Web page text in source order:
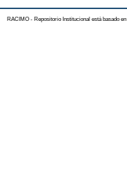
RACIMO - Repositorio Institucional está basado en